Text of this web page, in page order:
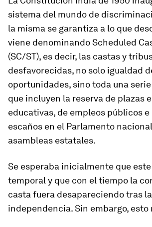
sistema del mundo de
la misma se garantiza a lo que
viene denominando Scheduled
(SC/ST), es decir, las castas y
desfavorecidas, no solo igualdad
oportunidades, sino toda una
que incluyen la reserva de plazas
educativas, de empleos públicos
escaños en el Parlamento
asambleas estatales.
Se esperaba inicialmente que
temporal y que con el tiempo la
casta fuera desapareciendo tras la
independencia. Sin embargo, esto